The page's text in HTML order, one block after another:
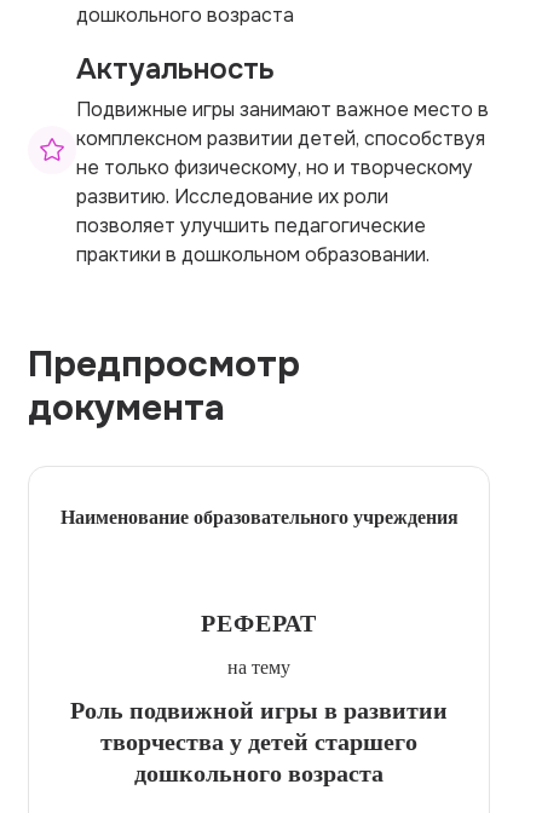
дошкольного возраста
Актуальность
Подвижные игры занимают важное место в
комплексном развитии детей, способствуя
не только физическому, но и творческому
развитию. Исследование их роли
позволяет улучшить педагогические
практики в дошкольном образовании.
Предпросмотр
документа
Наименование образовательного учреждения
РЕФЕРАТ
на тему
Роль подвижной игры в развитии
творчества у детей старшего
дошкольного возраста